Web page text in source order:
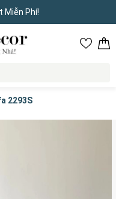
Miễn Phí!
2293S